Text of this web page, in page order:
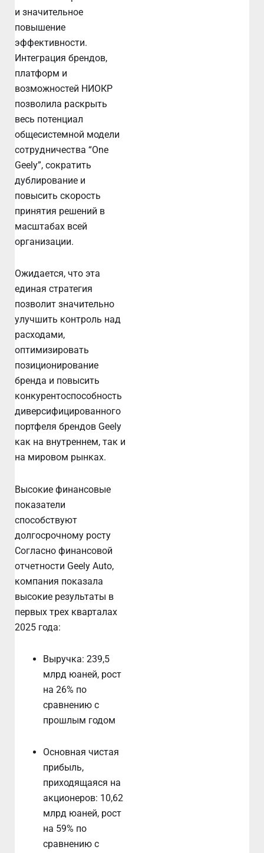
и значительное
повышение
эффективности.
Интеграция брендов,
платформ и
возможностей НИОКР
позволила раскрыть
весь потенциал
общесистемной модели
сотрудничества “One
Geely”, сократить
дублирование и
повысить скорость
принятия решений в
масштабах всей
организации.
Ожидается, что эта
единая стратегия
позволит значительно
улучшить контроль над
расходами,
оптимизировать
позиционирование
бренда и повысить
конкурентоспособность
диверсифицированного
портфеля брендов Geely
как на внутреннем, так и
на мировом рынках.
Высокие финансовые
показатели
способствуют
долгосрочному росту
Согласно финансовой
отчетности Geely Auto,
компания показала
высокие результаты в
первых трех кварталах
2025 года:
Выручка: 239,5
млрд юаней, рост
на 26% по
сравнению с
прошлым годом
Основная чистая
прибыль,
приходящаяся на
акционеров: 10,62
млрд юаней, рост
на 59% по
сравнению с